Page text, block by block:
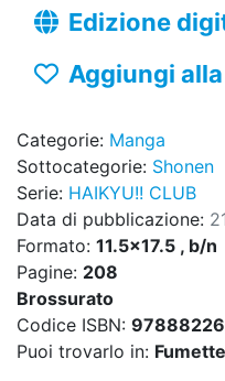
Edizione
Aggiungi
Categorie: Manga
Sottocategorie: Shonen
Serie: HAIKYU!! CLUB
Data di pubblicazione:
Formato: 11.5x17.5 , b/n
Pagine: 208
Brossurato
Codice ISBN:
Puoi trovarlo in: